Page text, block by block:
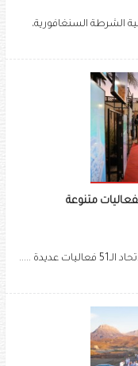
الشرطة السنغافورية،
.....